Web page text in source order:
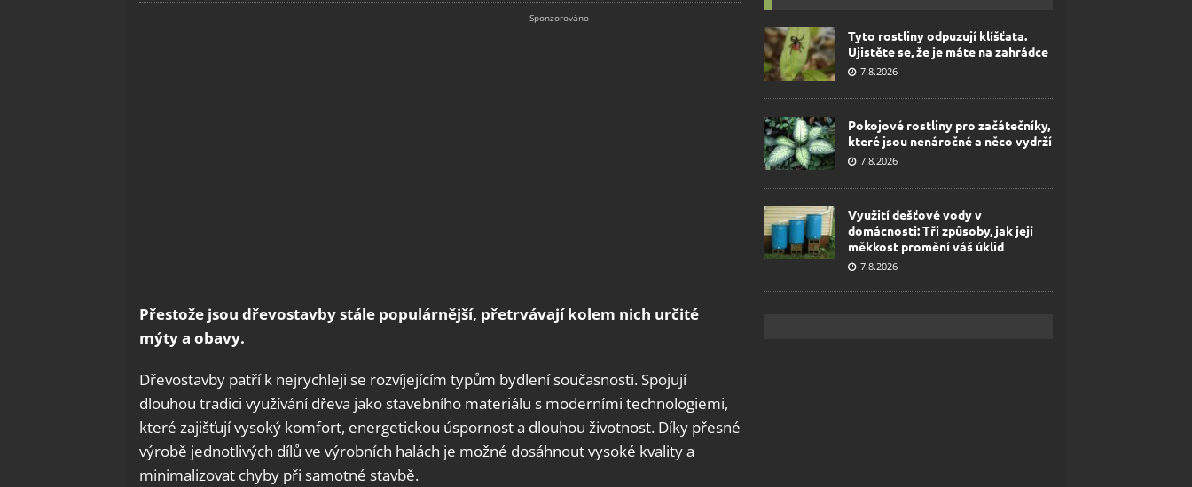
Přestože jsou dřevostavby stále populárnější, přetrvávají kolem nich určité
mýty a obavy.
Dřevostavby patří k nejrychleji se rozvíjejícím typům bydlení současnosti. Spojují
dlouhou tradici využívání dřeva jako stavebního materiálu s moderními technologiemi,
které zajišťují vysoký komfort, energetickou úspornost a dlouhou životnost. Díky přesné
výrobě jednotlivých dílů ve výrobních halách je možné dosáhnout vysoké kvality a
minimalizovat chyby při samotné stavbě.
Tyto rostliny odpuzují klíšťata.
Ujistěte se, že je máte na zahrádce
7.8.2026
Pokojové rostliny pro začátečníky,
které jsou nenáročné a něco vydrží
7.8.2026
Využití dešťové vody v
domácnosti: Tři způsoby, jak její
měkkost promění váš úklid
7.8.2026